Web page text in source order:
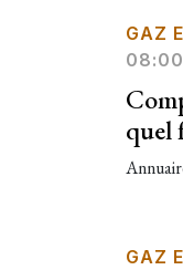
GAZ
08:00
quel
GAZ